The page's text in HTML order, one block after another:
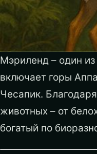
Мэриленд – один
включает горы
Чесапик.
животных – от
богатый по